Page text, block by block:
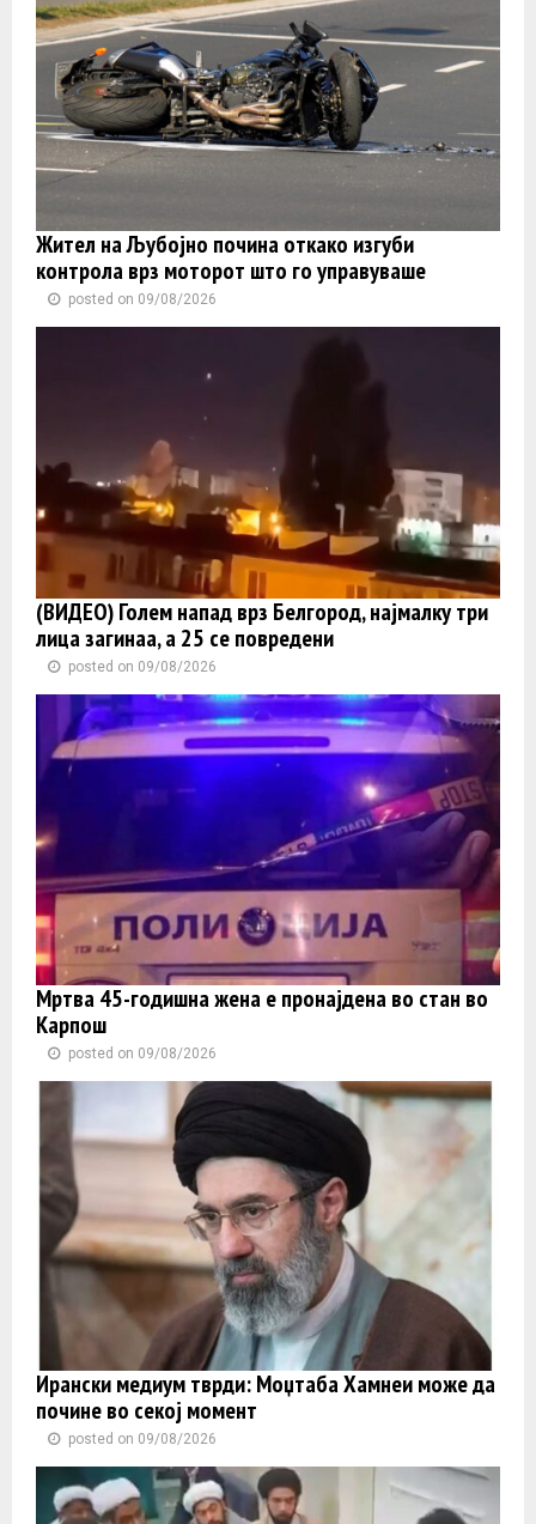
Жител на Љубојно почина откако изгуби
контролa врз моторот што го управуваше
posted on 09/08/2026
(ВИДЕО) Голем напад врз Белгород, најмалку три
лица загинаа, а 25 се повредени
posted on 09/08/2026
Мртва 45-годишна жена е пронајдена во стан во
Карпош
posted on 09/08/2026
Ирански медиум тврди: Моџтаба Хамнеи може да
почине во секој момент
posted on 09/08/2026